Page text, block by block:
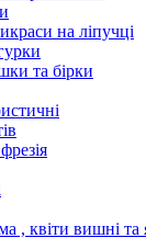
на ліпучці
та бірки
, квіти вишні та